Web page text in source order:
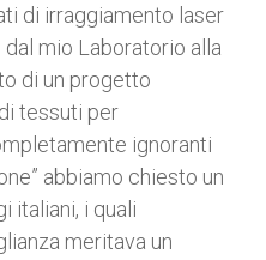
di irraggiamento laser
mio Laboratorio alla
di un progetto
tessuti per
ignoranti
abbiamo chiesto un
italiani, i quali
meritava un